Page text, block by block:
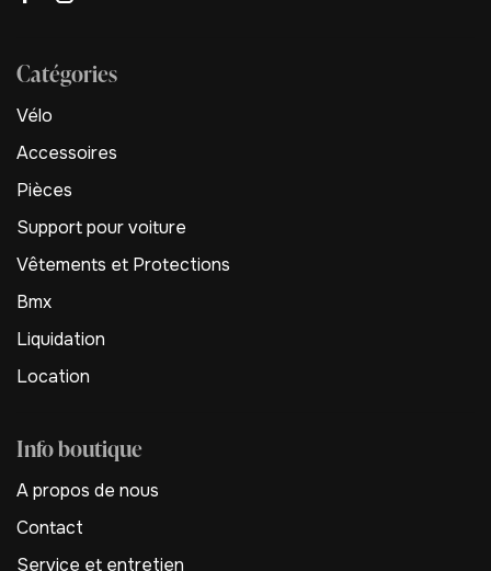
Catégories
Vélo
Accessoires
Pièces
Support pour voiture
Vêtements et Protections
Bmx
Liquidation
Location
Info boutique
A propos de nous
Contact
Service et entretien